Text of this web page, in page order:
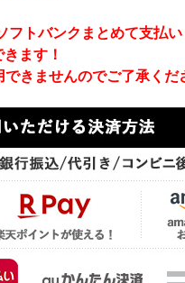
トバンクまとめて支払い
ます！
きませんのでご了承くだ